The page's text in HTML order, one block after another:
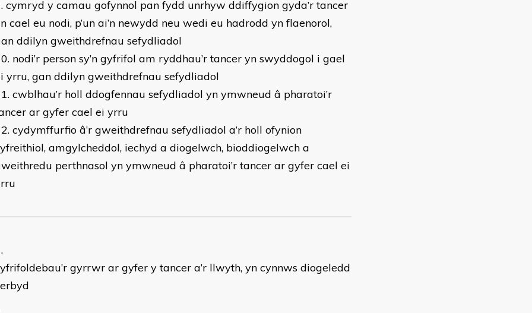
cymryd y camau gofynnol pan fydd unrhyw ddiffygion gyda’r tancer
cael eu nodi, p’un ai’n newydd neu wedi eu hadrodd yn flaenorol,
ddilyn gweithdrefnau sefydliadol
nodi’r person sy’n gyfrifol am ryddhau’r tancer yn swyddogol i gael
yrru, gan ddilyn gweithdrefnau sefydliadol
cwblhau’r holl ddogfennau sefydliadol yn ymwneud â pharatoi’r
ar gyfer cael ei yrru
cydymffurfio â’r gweithdrefnau sefydliadol a’r holl ofynion
amgylcheddol, iechyd a diogelwch, bioddiogelwch a
perthnasol yn ymwneud â pharatoi’r tancer ar gyfer cael ei
gyrrwr ar gyfer y tancer a’r llwyth, yn cynnws diogeledd